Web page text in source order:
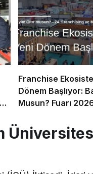
Franchise
Dönem Başlıyor:
Musun? Fuarı